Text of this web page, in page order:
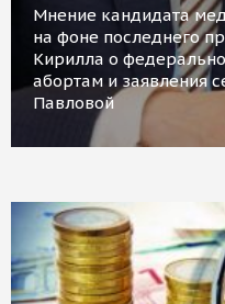
Мнение кандидата
на фоне последнего
Кирилла о
абортам и заявления
Павловой